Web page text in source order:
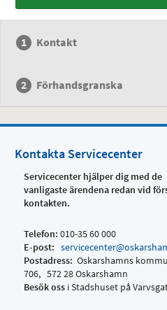
Kontakt
Förhandsgranska
Kontakta Servicecenter
Servicecenter hjälper dig med de
vanligaste ärendena redan vid
kontakten.
Telefon: 010-35 60 000
E-post:
Postadress: Oskarshamns
706, 572 28 Oskarshamn
Besök oss i Stadshuset på